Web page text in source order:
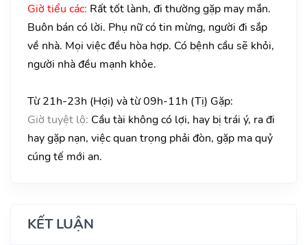
Giờ tiểu các: Rất tốt lành, đi thường gặp may mắn.
Buôn bán có lời. Phụ nữ có tin mừng, người đi sắp
về nhà. Mọi việc đều hòa hợp. Có bệnh cầu sẽ khỏi,
người nhà đều mạnh khỏe.
Từ 21h-23h (Hợi) và từ 09h-11h (Tị) Gặp:
Giờ tuyệt lộ: Cầu tài không có lợi, hay bị trái ý, ra đi
hay gặp nạn, việc quan trọng phải đòn, gặp ma quỷ
cúng tế mới an.
KẾT LUẬN